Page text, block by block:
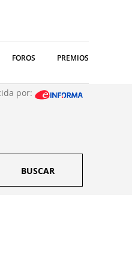
FOROS PREMIOS
por:
BUSCAR